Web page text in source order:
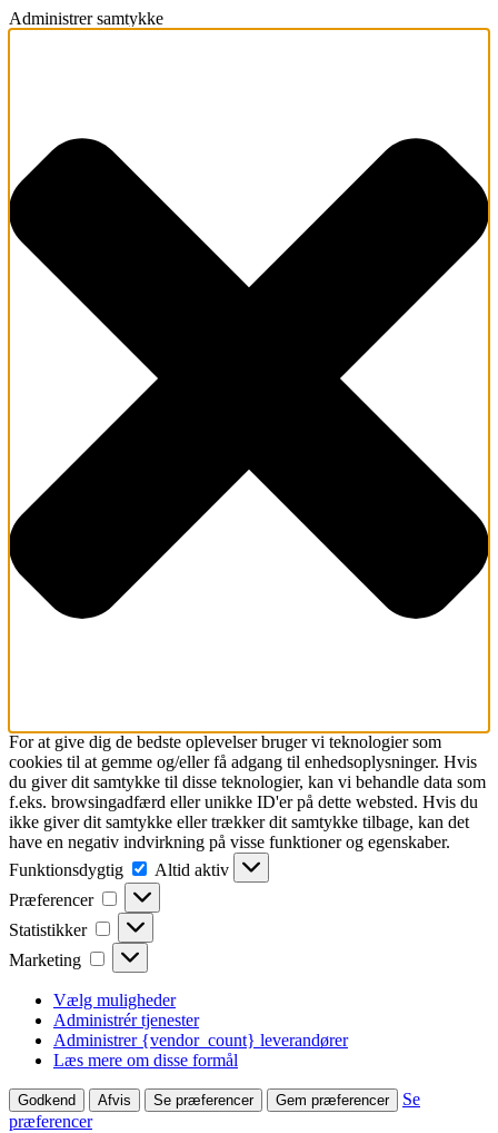
Administrer samtykke
For at give dig de bedste oplevelser bruger vi teknologier som
cookies til at gemme og/eller få adgang til enhedsoplysninger. Hvis
du giver dit samtykke til disse teknologier, kan vi behandle data som
f.eks. browsingadfærd eller unikke ID'er på dette websted. Hvis du
ikke giver dit samtykke eller trækker dit samtykke tilbage, kan det
have en negativ indvirkning på visse funktioner og egenskaber.
Funktionsdygtig
Funktionsdygtig
Altid aktiv
Præferencer
Præferencer
Statistikker Statistikker
Marketing Marketing
Vælg muligheder
Administrér tjenester
Administrer {vendor_count} leverandører
Læs mere om disse formål
Godkend Afvis Se præferencer Gem præferencer
Se
præferencer